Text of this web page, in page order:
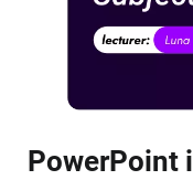
PowerPoint